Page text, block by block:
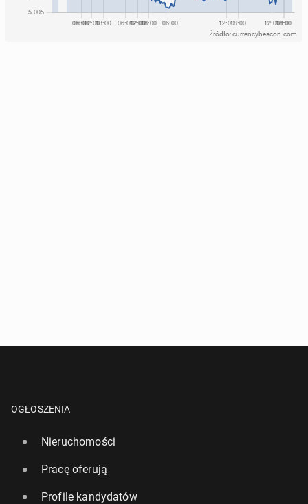
Źródło: currencybeacon.com
OGŁOSZENIA
Nieruchomości
Pracę oferują
Profile kandydatów